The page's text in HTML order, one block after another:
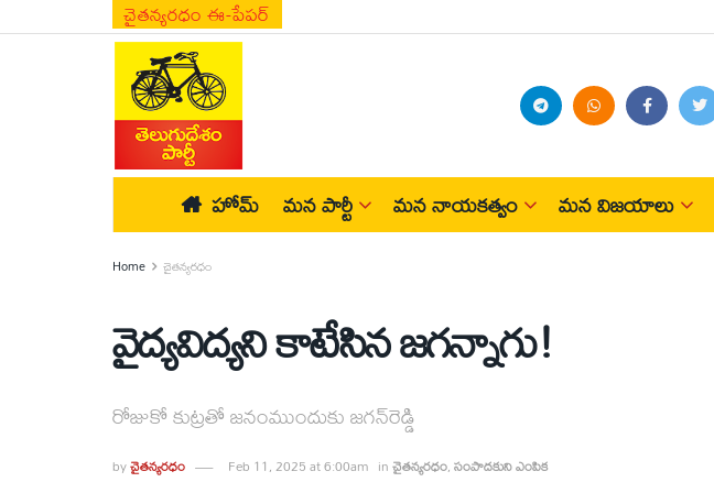
చైతన్యరధం ఈ-పేపర్
హోమ్ మన పార్టీ మన నాయకత్వం మన విజయాలు
Home చైతన్యరధం
వైద్యవిద్యని కాటేసిన జగన్నాగు!
రోజుకో కుట్రతో జనంముందుకు జగన్‌రెడ్డి
byచైతన్యరధం Feb 11, 2025 at 6:00am inచైతన్యరధం,సంపాదకుని ఎంపిక